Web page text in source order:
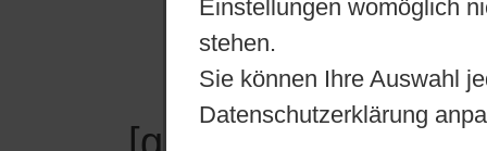
Einstellungen womöglich
stehen.
Sie können Ihre Auswahl
Datenschutzerklärung
Joch. Jakob